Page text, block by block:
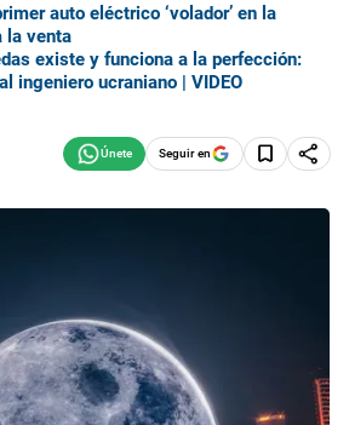
auto eléctrico ‘volador’ en la
la venta
existe y funciona a la perfección:
ingeniero ucraniano | VIDEO
Seguir en